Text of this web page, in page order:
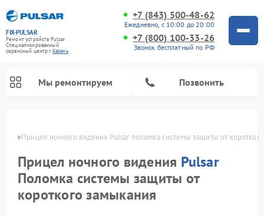
FIX-PULSAR
Ремонт устройств Pulsar
Специализированный
cервисный центр г.Казань
+7 (843) 500-48-62
Ежедневно, с 10:00 до 20:00
+7 (800) 100-33-26
Звонок бесплатный по РФ
Мы ремонтируем Позвонить
Прицел ночного видения Pulsar поломка системы защиты от
Прицел ночного видения Pulsar
Поломка системы защиты от
короткого замыкания